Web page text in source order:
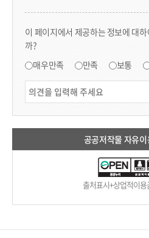
이 페이지에서 제공하는 정보에 대
까?
매우만족 만족 보통
공공저작물 자유
출처표시+상업적이